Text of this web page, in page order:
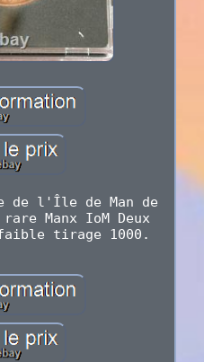
de l'Île de Man de
Manx IoM Deux
faible tirage 1000.